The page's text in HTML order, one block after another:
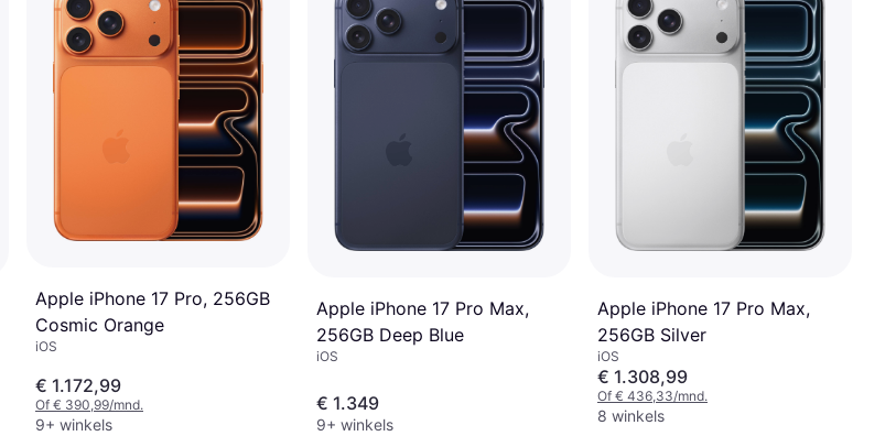
Apple iPhone 17 Pro, 256GB
Cosmic Orange
iOS
€ 1.172,99
Of € 390,99/mnd.
9+ winkels
Apple iPhone 17 Pro Max,
256GB Deep Blue
iOS
€ 1.349
9+ winkels
Apple iPhone 17 Pro Max,
256GB Silver
iOS
€ 1.308,99
Of € 436,33/mnd.
8 winkels